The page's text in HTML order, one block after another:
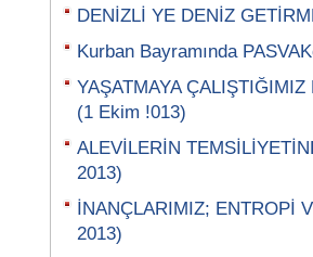
DENİZLİ YE DENİZ
Kurban Bayramında
YAŞATMAYA
(1 Ekim !013)
ALEVİLERİN
2013)
İNANÇLARIMIZ; ENTROPİ
2013)